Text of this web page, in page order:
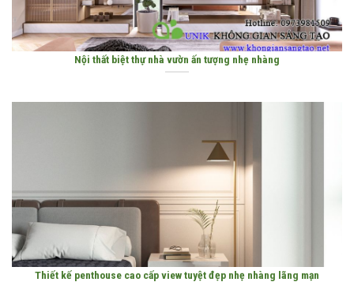
Nội thất biệt thự nhà vườn ấn tượng nhẹ nhàng
Thiết kế penthouse cao cấp view tuyệt đẹp nhẹ nhàng lãng mạn